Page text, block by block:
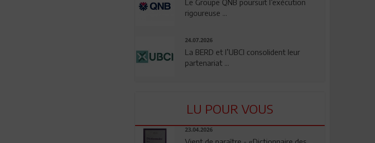
Le Groupe QNB poursuit l’exécution
rigoureuse ...
24.07.2026
La BERD et l’UBCI consolident leur
partenariat ...
LU POUR VOUS
23.04.2026